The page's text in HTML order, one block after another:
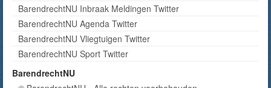
BarendrechtNU Inbraak Meldingen Twitter
BarendrechtNU Agenda Twitter
BarendrechtNU Vliegtuigen Twitter
BarendrechtNU Sport Twitter
BarendrechtNU